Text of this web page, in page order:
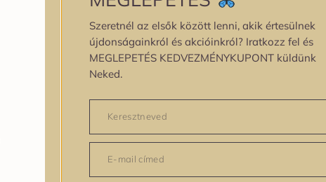
Szeretnél az elsők között lenni, akik értesülnek
újdonságainkról és akcióinkról? Iratkozz fel és
MEGLEPETÉS KEDVEZMÉNYKUPONT küldünk
Neked.